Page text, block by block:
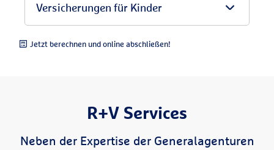
Versicherungen für Kinder
Jetzt berechnen und online abschließen!
R+V Services
Neben der Expertise der Generalagenturen